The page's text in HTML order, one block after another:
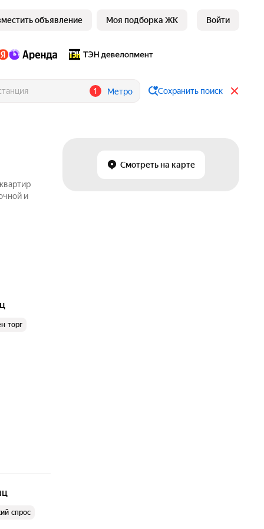
объявление Моя подборка ЖК Войти
1 Метро Сохранить поиск
Смотреть на карте
и
торг
спрос